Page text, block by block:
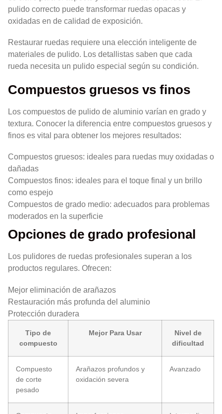
pulido correcto puede transformar ruedas opacas y
oxidadas en de calidad de exposición.
Restaurar ruedas requiere una elección inteligente de
materiales de pulido. Los detallistas saben que cada
rueda necesita un pulido especial según su condición.
Compuestos gruesos vs finos
Los compuestos de pulido de aluminio varían en grado y
textura. Conocer la diferencia entre compuestos gruesos y
finos es vital para obtener los mejores resultados:
Compuestos gruesos: ideales para ruedas muy oxidadas o
dañadas
Compuestos finos: ideales para el toque final y un brillo
como espejo
Compuestos de grado medio: adecuados para problemas
moderados en la superficie
Opciones de grado profesional
Los pulidores de ruedas profesionales superan a los
productos regulares. Ofrecen:
Mejor eliminación de arañazos
Restauración más profunda del aluminio
Protección duradera
Tipo de
compuesto
Mejor Para Usar
Nivel de
dificultad
Compuesto
de corte
pesado
Arañazos profundos y
oxidación severa
Avanzado